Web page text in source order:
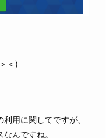
＜)
用に関してですが、
んですね。